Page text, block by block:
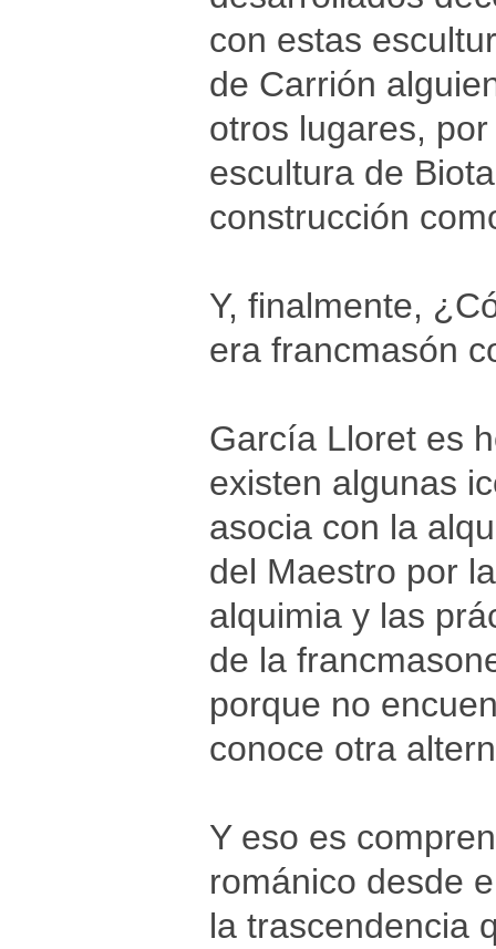
con estas
de Carrión
otros lugares,
escultura de
construcción
Y, finalmente,
era francmasón
García Lloret es
existen algunas
asocia con la
del Maestro por
alquimia y las
de la
porque no
conoce otra
Y eso es
románico desde
la trascendencia